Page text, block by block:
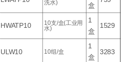
洗水)
盒
HWATP10
10支/盒(工业用
水)
1
盒
1529
ULW10 10组/盒
1
盒
3283